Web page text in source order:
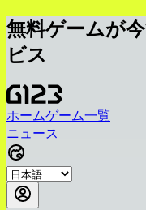
無料ゲームが
ビス
ホームゲーム一覧
ニュース